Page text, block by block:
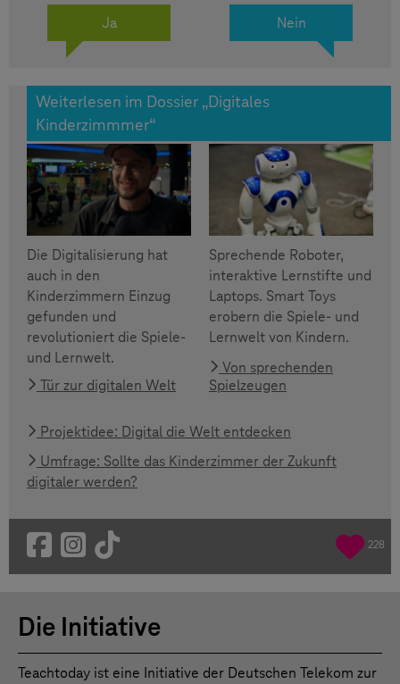
Ja
Nein
Weiterlesen im Dossier „Digitales
Kinderzimmmer“
Die Digitalisierung hat
auch in den
Kinderzimmern Einzug
gefunden und
revolutioniert die Spiele-
und Lernwelt.
Tür zur digitalen Welt
Sprechende Roboter,
interaktive Lernstifte und
Laptops. Smart Toys
erobern die Spiele- und
Lernwelt von Kindern.
Von sprechenden
Spielzeugen
Projektidee: Digital die Welt entdecken
Umfrage: Sollte das Kinderzimmer der Zukunft
digitaler werden?
228
Die Initiative
Teachtoday ist eine Initiative der Deutschen Telekom zur